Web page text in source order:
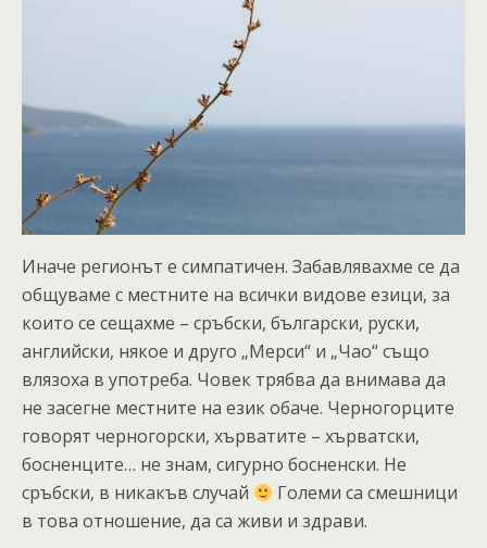
Иначе регионът е симпатичен. Забавлявахме се да
общуваме с местните на всички видове езици, за
които се сещахме – сръбски, български, руски,
английски, някое и друго „Мерси“ и „Чао“ също
влязоха в употреба. Човек трябва да внимава да
не засегне местните на език обаче. Черногорците
говорят черногорски, хърватите – хърватски,
босненците… не знам, сигурно босненски. Не
сръбски, в никакъв случай
Големи са смешници
в това отношение, да са живи и здрави.